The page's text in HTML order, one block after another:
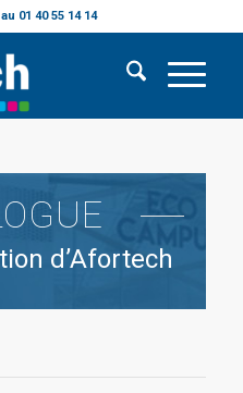
01 40 55 14 14
d’Afortech